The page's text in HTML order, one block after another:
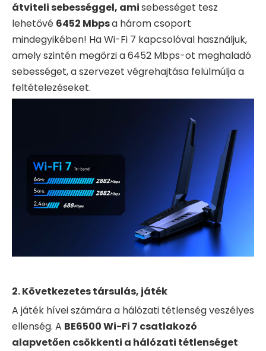
átviteli sebességgel, amisebességet tesz
lehetővé 6452 Mbpsa három csoport
mindegyikében! Ha Wi-Fi 7 kapcsolóval használjuk,
amely szintén megőrzi a 6452 Mbps-ot meghaladó
sebességet, a szervezet végrehajtása felülmúlja a
feltételezéseket.
2. Következetes társulás, játék
A játék hívei számára a hálózati tétlenség veszélyes
ellenség. A BE6500 Wi-Fi 7 csatlakozó
alapvetően csökkenti a hálózati tétlenséget